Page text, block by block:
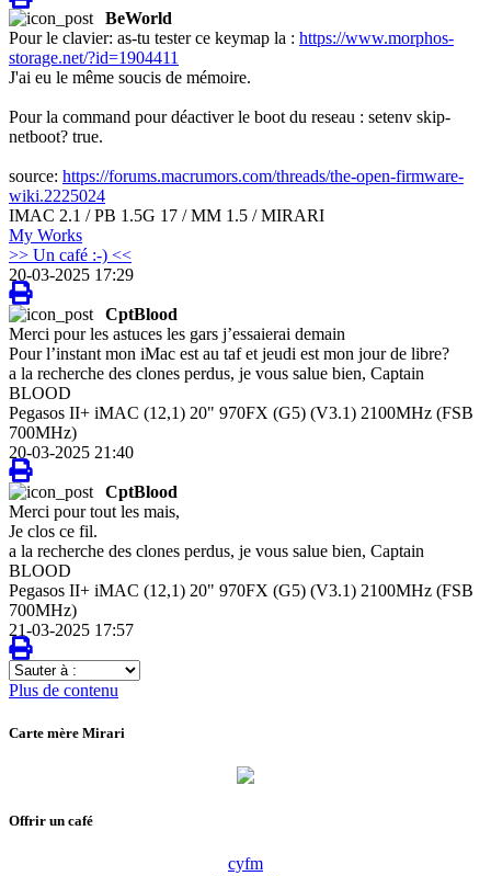
BeWorld
Pour le clavier: as-tu tester ce keymap la : https://www.morphos-
storage.net/?id=1904411
J'ai eu le même soucis de mémoire.
Pour la command pour déactiver le boot du reseau : setenv skip-
netboot? true.
source: https://forums.macrumors.com/threads/the-open-firmware-
wiki.2225024
IMAC 2.1 / PB 1.5G 17 / MM 1.5 / MIRARI
My Works
>> Un café :-) <<
20-03-2025 17:29
CptBlood
Merci pour les astuces les gars j’essaierai demain
Pour l’instant mon iMac est au taf et jeudi est mon jour de libre?
a la recherche des clones perdus, je vous salue bien, Captain
BLOOD
Pegasos II+ iMAC (12,1) 20" 970FX (G5) (V3.1) 2100MHz (FSB
700MHz)
20-03-2025 21:40
CptBlood
Merci pour tout les mais,
Je clos ce fil.
a la recherche des clones perdus, je vous salue bien, Captain
BLOOD
Pegasos II+ iMAC (12,1) 20" 970FX (G5) (V3.1) 2100MHz (FSB
700MHz)
21-03-2025 17:57
Sauter
à
Plus de contenu
Carte mère Mirari
Offrir un café
cyfm